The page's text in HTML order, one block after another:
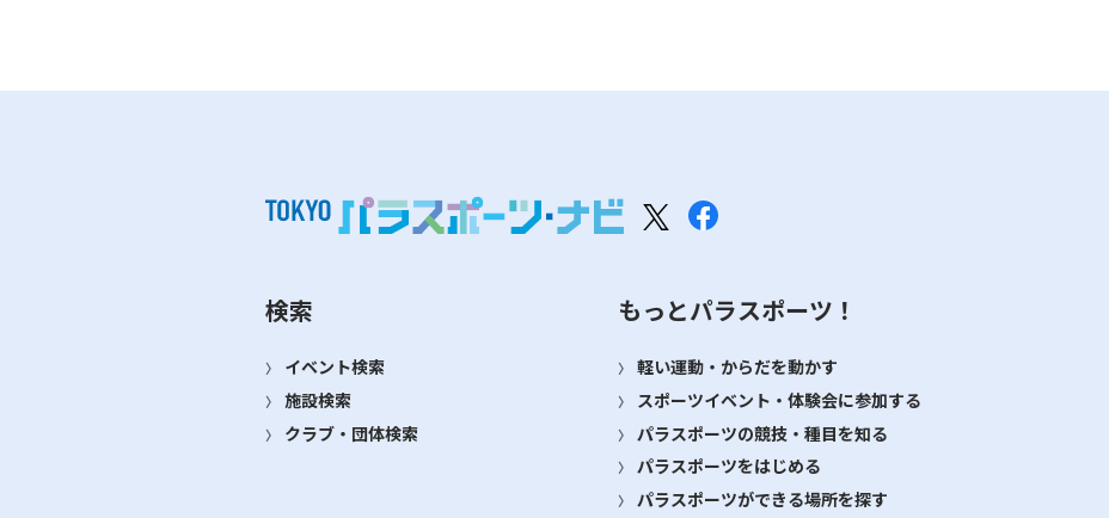
検索
イベント検索
施設検索
クラブ・団体検索
もっとパラスポーツ！
軽い運動・からだを動かす
スポーツイベント・体験会に参加する
パラスポーツの競技・種目を知る
パラスポーツをはじめる
パラスポーツができる場所を探す